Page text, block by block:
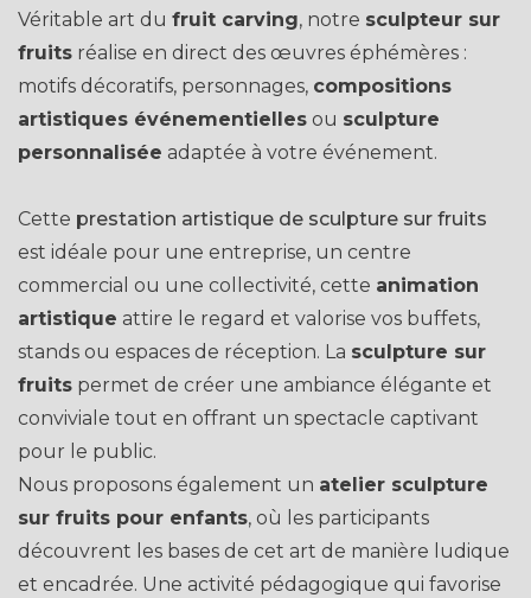
Véritable art du fruit carving, notre sculpteur sur
fruits réalise en direct des œuvres éphémères :
motifs décoratifs, personnages, compositions
artistiques événementielles ou sculpture
personnalisée adaptée à votre événement.
Cette prestation artistique de sculpture sur fruits
est idéale pour une entreprise, un centre
commercial ou une collectivité, cette animation
artistique attire le regard et valorise vos buffets,
stands ou espaces de réception. La sculpture sur
fruits permet de créer une ambiance élégante et
conviviale tout en offrant un spectacle captivant
pour le public.
Nous proposons également un atelier sculpture
sur fruits pour enfants, où les participants
découvrent les bases de cet art de manière ludique
et encadrée. Une activité pédagogique qui favorise